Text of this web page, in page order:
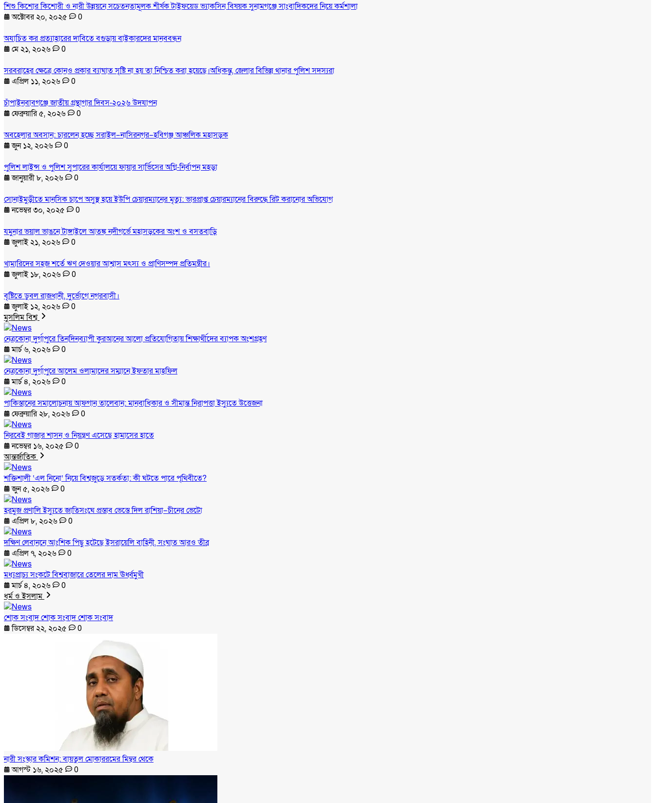
শিশু কিশোর কিশোরী ও নারী উন্নয়নে সচেতনতামূলক শীর্ষক টাইফয়েড ভ্যাকসিন বিষয়ক সুনামগঞ্জে সাংবাদিকদের নিয়ে কর্মশালা
অক্টোবর ২০, ২০২৫
0
অযাচিত কর প্রত্যাহারের দাবিতে বগুড়ায় বাইকারদের মানববন্ধন
মে ২১, ২০২৬
0
সরবরাহের ক্ষেত্রে কোনও প্রকার ব্যাঘাত সৃষ্টি না হয় তা নিশ্চিত করা হয়েছে।অধিকন্তু, জেলার বিভিন্ন থানার পুলিশ সদস্যরা
এপ্রিল ১১, ২০২৬
0
চাঁপাইনবাবগঞ্জে জাতীয় গ্রন্থাগার দিবস-২০২৬ উদযাপন
ফেব্রুয়ারি ৫, ২০২৬
0
অবহেলার অবসান: চারলেন হচ্ছে সরাইল–নাসিরনগর–হবিগঞ্জ আঞ্চলিক মহাসড়ক
জুন ১২, ২০২৬
0
পুলিশ লাইন্স ও পুলিশ সুপারের কার্যালয়ে ফায়ার সার্ভিসের অগ্নি-নির্বাপন মহড়া
জানুয়ারী ৮, ২০২৬
0
সোনাইমুড়ীতে মানসিক চাপে অসুস্থ হয়ে ইউপি চেয়ারম্যানের মৃত্যু: ভারপ্রাপ্ত চেয়ারম্যানের বিরুদ্ধে রিট করানোর অভিযোগ
নভেম্বর ৩০, ২০২৫
0
যমুনার ভয়াল ভাঙনে টাঙ্গাইলে আতঙ্ক নদীগর্ভে মহাসড়কের অংশ ও বসতবাড়ি
জুলাই ২১, ২০২৬
0
খামারিদের সহজ শর্তে ঋণ দেওয়ার আশ্বাস মৎস্য ও প্রাণিসম্পদ প্রতিমন্ত্রীর।
জুলাই ১৮, ২০২৬
0
বৃষ্টিতে ডুবল রাজধানী, দুর্ভোগে নগরবাসী।
জুলাই ১২, ২০২৬
0
মুসলিম বিশ্ব
নেত্রকোনা দুর্গাপুরে তিনদিনব্যাপী কুরআনের আলো প্রতিযোগিতায় শিক্ষার্থীদের ব্যাপক অংশগ্রহণ
মার্চ ৬, ২০২৬
0
নেত্রকোনা দুর্গাপুরে আলেম ওলামাদের সম্মানে ইফতার মাহফিল
মার্চ ৪, ২০২৬
0
পাকিস্তানের সমালোচনায় আফগান তালেবান: মানবাধিকার ও সীমান্ত নিরাপত্তা ইস্যুতে উত্তেজনা
ফেব্রুয়ারি ২৮, ২০২৬
0
নিরবেই গাজার শাসন ও নিয়ন্ত্রণ এসেছে হামাসের হাতে
নভেম্বর ১৬, ২০২৫
0
আন্তর্জাতিক
শক্তিশালী ‘এল নিনো’ নিয়ে বিশ্বজুড়ে সতর্কতা: কী ঘটতে পারে পৃথিবীতে?
জুন ৫, ২০২৬
0
হরমুজ প্রণালি ইস্যুতে জাতিসংঘে প্রস্তাব ভেস্তে দিল রাশিয়া–চীনের ভেটো
এপ্রিল ৮, ২০২৬
0
দক্ষিণ লেবাননে আংশিক পিছু হটেছে ইসরায়েলি বাহিনী, সংঘাত আরও তীব্র
এপ্রিল ৭, ২০২৬
0
মধ্যপ্রাচ্য সংকটে বিশ্ববাজারে তেলের দাম ঊর্ধ্বমুখী
মার্চ ৪, ২০২৬
0
ধর্ম ও ইসলাম
শোক সংবাদ শোক সংবাদ শোক সংবাদ
ডিসেম্বর ২২, ২০২৫
0
নারী সংস্কার কমিশন: বায়তুল মোকাররমের মিম্বর থেকে
আগস্ট ১৬, ২০২৫
0